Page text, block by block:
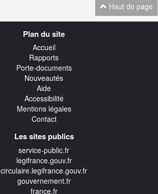
Haut de page
Plan du site
Accueil
Rapports
Porte-documents
Nouveautés
Aide
Accessibilité
Mentions légales
Contact
Les sites publics
service-public.fr
legifrance.gouv.fr
circulaire.legifrance.gouv.fr
gouvernement.fr
france.fr